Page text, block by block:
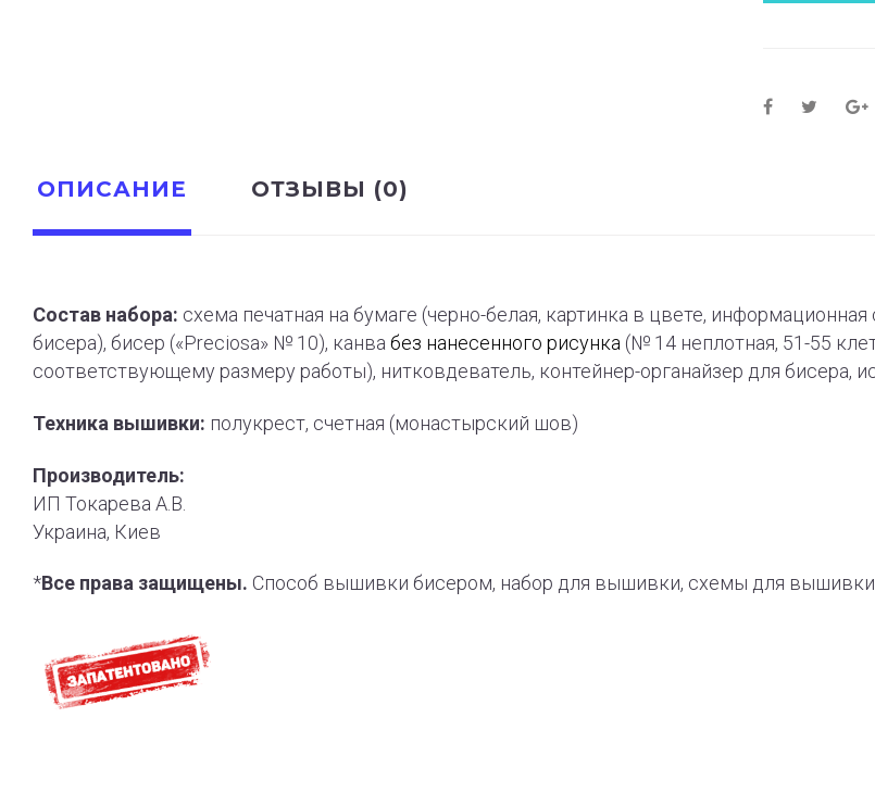
ОПИСАНИЕ ОТЗЫВЫ (0)
Состав набора: схема печатная на бумаге (черно-белая, картинка в цвете,
бисера), бисер («Preciosa» № 10), канва без нанесенного рисунка (№ 14 неплотная, 51-55
соответствующему размеру работы), нитковдеватель, контейнер-органайзер для
Техника вышивки: полукрест, счетная (монастырский шов)
Производитель:
ИП Токарева А.В.
Украина, Киев
*Все права защищены. Способ вышивки бисером, набор для вышивки, схемы для